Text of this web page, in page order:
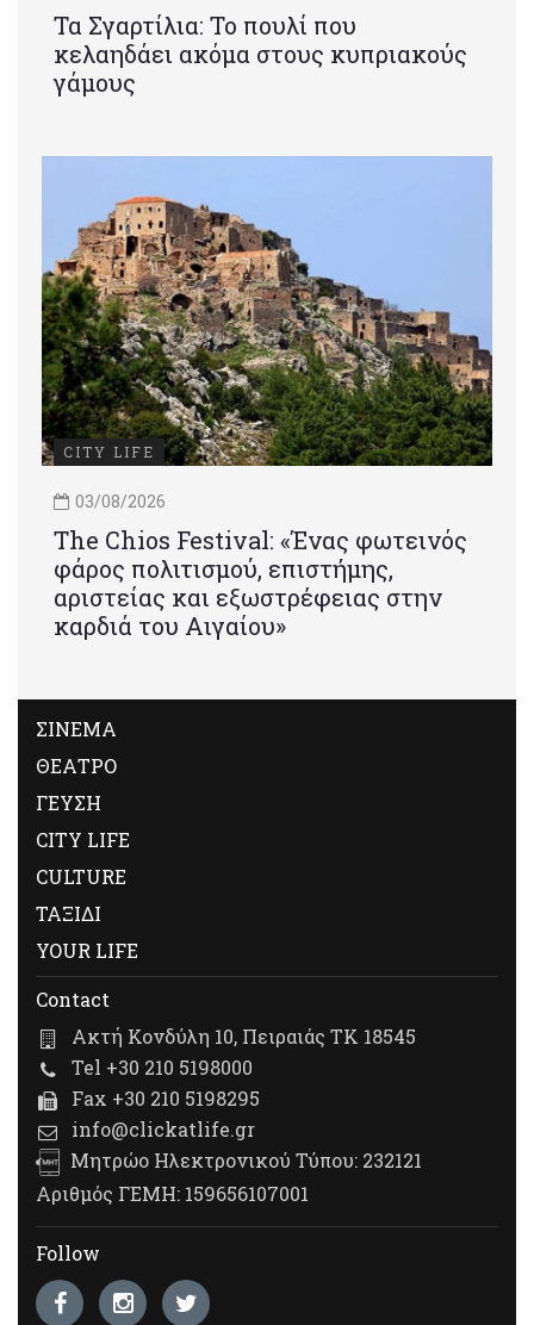
Τα Σγαρτίλια: Το πουλί που
κελαηδάει ακόμα στους κυπριακούς
γάμους
CITY LIFE
03/08/2026
Τhe Chios Festival: «Ένας φωτεινός
φάρος πολιτισμού, επιστήμης,
αριστείας και εξωστρέφειας στην
καρδιά του Αιγαίου»
ΣΙΝΕΜΑ
ΘΕΑΤΡΟ
ΓΕΥΣΗ
CITY LIFE
CULTURE
ΤΑΞΙΔΙ
YOUR LIFE
Contact
Ακτή Κονδύλη 10, Πειραιάς ΤΚ 18545
Tel +30 210 5198000
Fax +30 210 5198295
info@clickatlife.gr
Μητρώο Ηλεκτρονικού Τύπου: 232121
Αριθμός ΓΕΜΗ: 159656107001
Follow